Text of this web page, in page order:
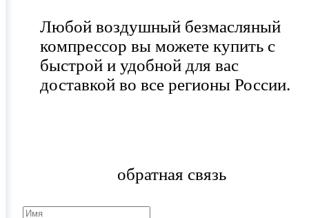
Любой воздушный безмасляный
компрессор вы можете купить с
быстрой и удобной для вас
доставкой во все регионы России.
обратная связь